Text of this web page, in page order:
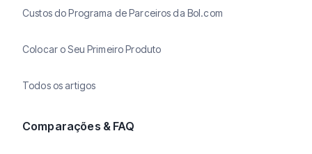
Custos do Programa de Parceiros da Bol.com
Colocar o Seu Primeiro Produto
Todos os artigos
Comparações & FAQ